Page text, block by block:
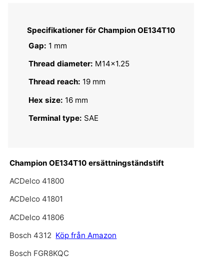
Specifikationer för Champion OE134T10
Gap: 1 mm
Thread diameter: M14x1.25
Thread reach: 19 mm
Hex size: 16 mm
Terminal type: SAE
Champion OE134T10 ersättningständstift
ACDelco 41800
ACDelco 41801
ACDelco 41806
Bosch 4312 Köp från Amazon
Bosch FGR8KQC